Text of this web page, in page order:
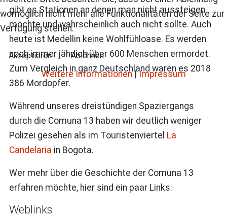
gibt es Stationen an denen man nicht aussteigen
möchte und wahrscheinlich auch nicht sollte. Auch
heute ist Medellin keine Wohlfühloase. Es werden
noch immer jährlich über 600 Menschen ermordet.
Zum Vergleich in ganz Deutschland waren es 2018
386 Mordopfer.
Während unseres dreistündigen Spaziergangs
durch die Comuna 13 haben wir deutlich weniger
Polizei gesehen als im Touristenviertel La
Candelaria in Bogota.
Wer mehr über die Geschichte der Comuna 13
erfahren möchte, hier sind ein paar Links:
Weblinks
womöglich nicht mehr alle Funktionalitäten der Seite zur
Verfügung stehen.
Akzeptieren Ablehnen
Weitere Informationen|Impressum